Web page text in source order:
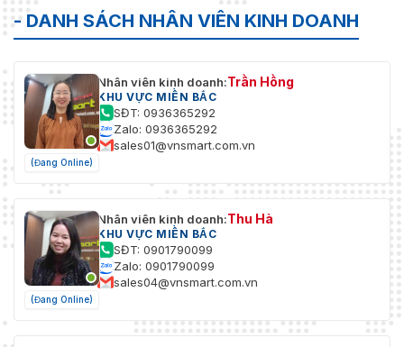
- DANH SÁCH NHÂN VIÊN KINH DOANH
(Đang Online)
Nhân viên kinh doanh:Trần Hồng
KHU VỰC MIỀN BẮC
SĐT: 0936365292
Zalo: 0936365292
sales01@vnsmart.com.vn
(Đang Online)
Nhân viên kinh doanh:Thu Hà
KHU VỰC MIỀN BẮC
SĐT: 0901790099
Zalo: 0901790099
sales04@vnsmart.com.vn